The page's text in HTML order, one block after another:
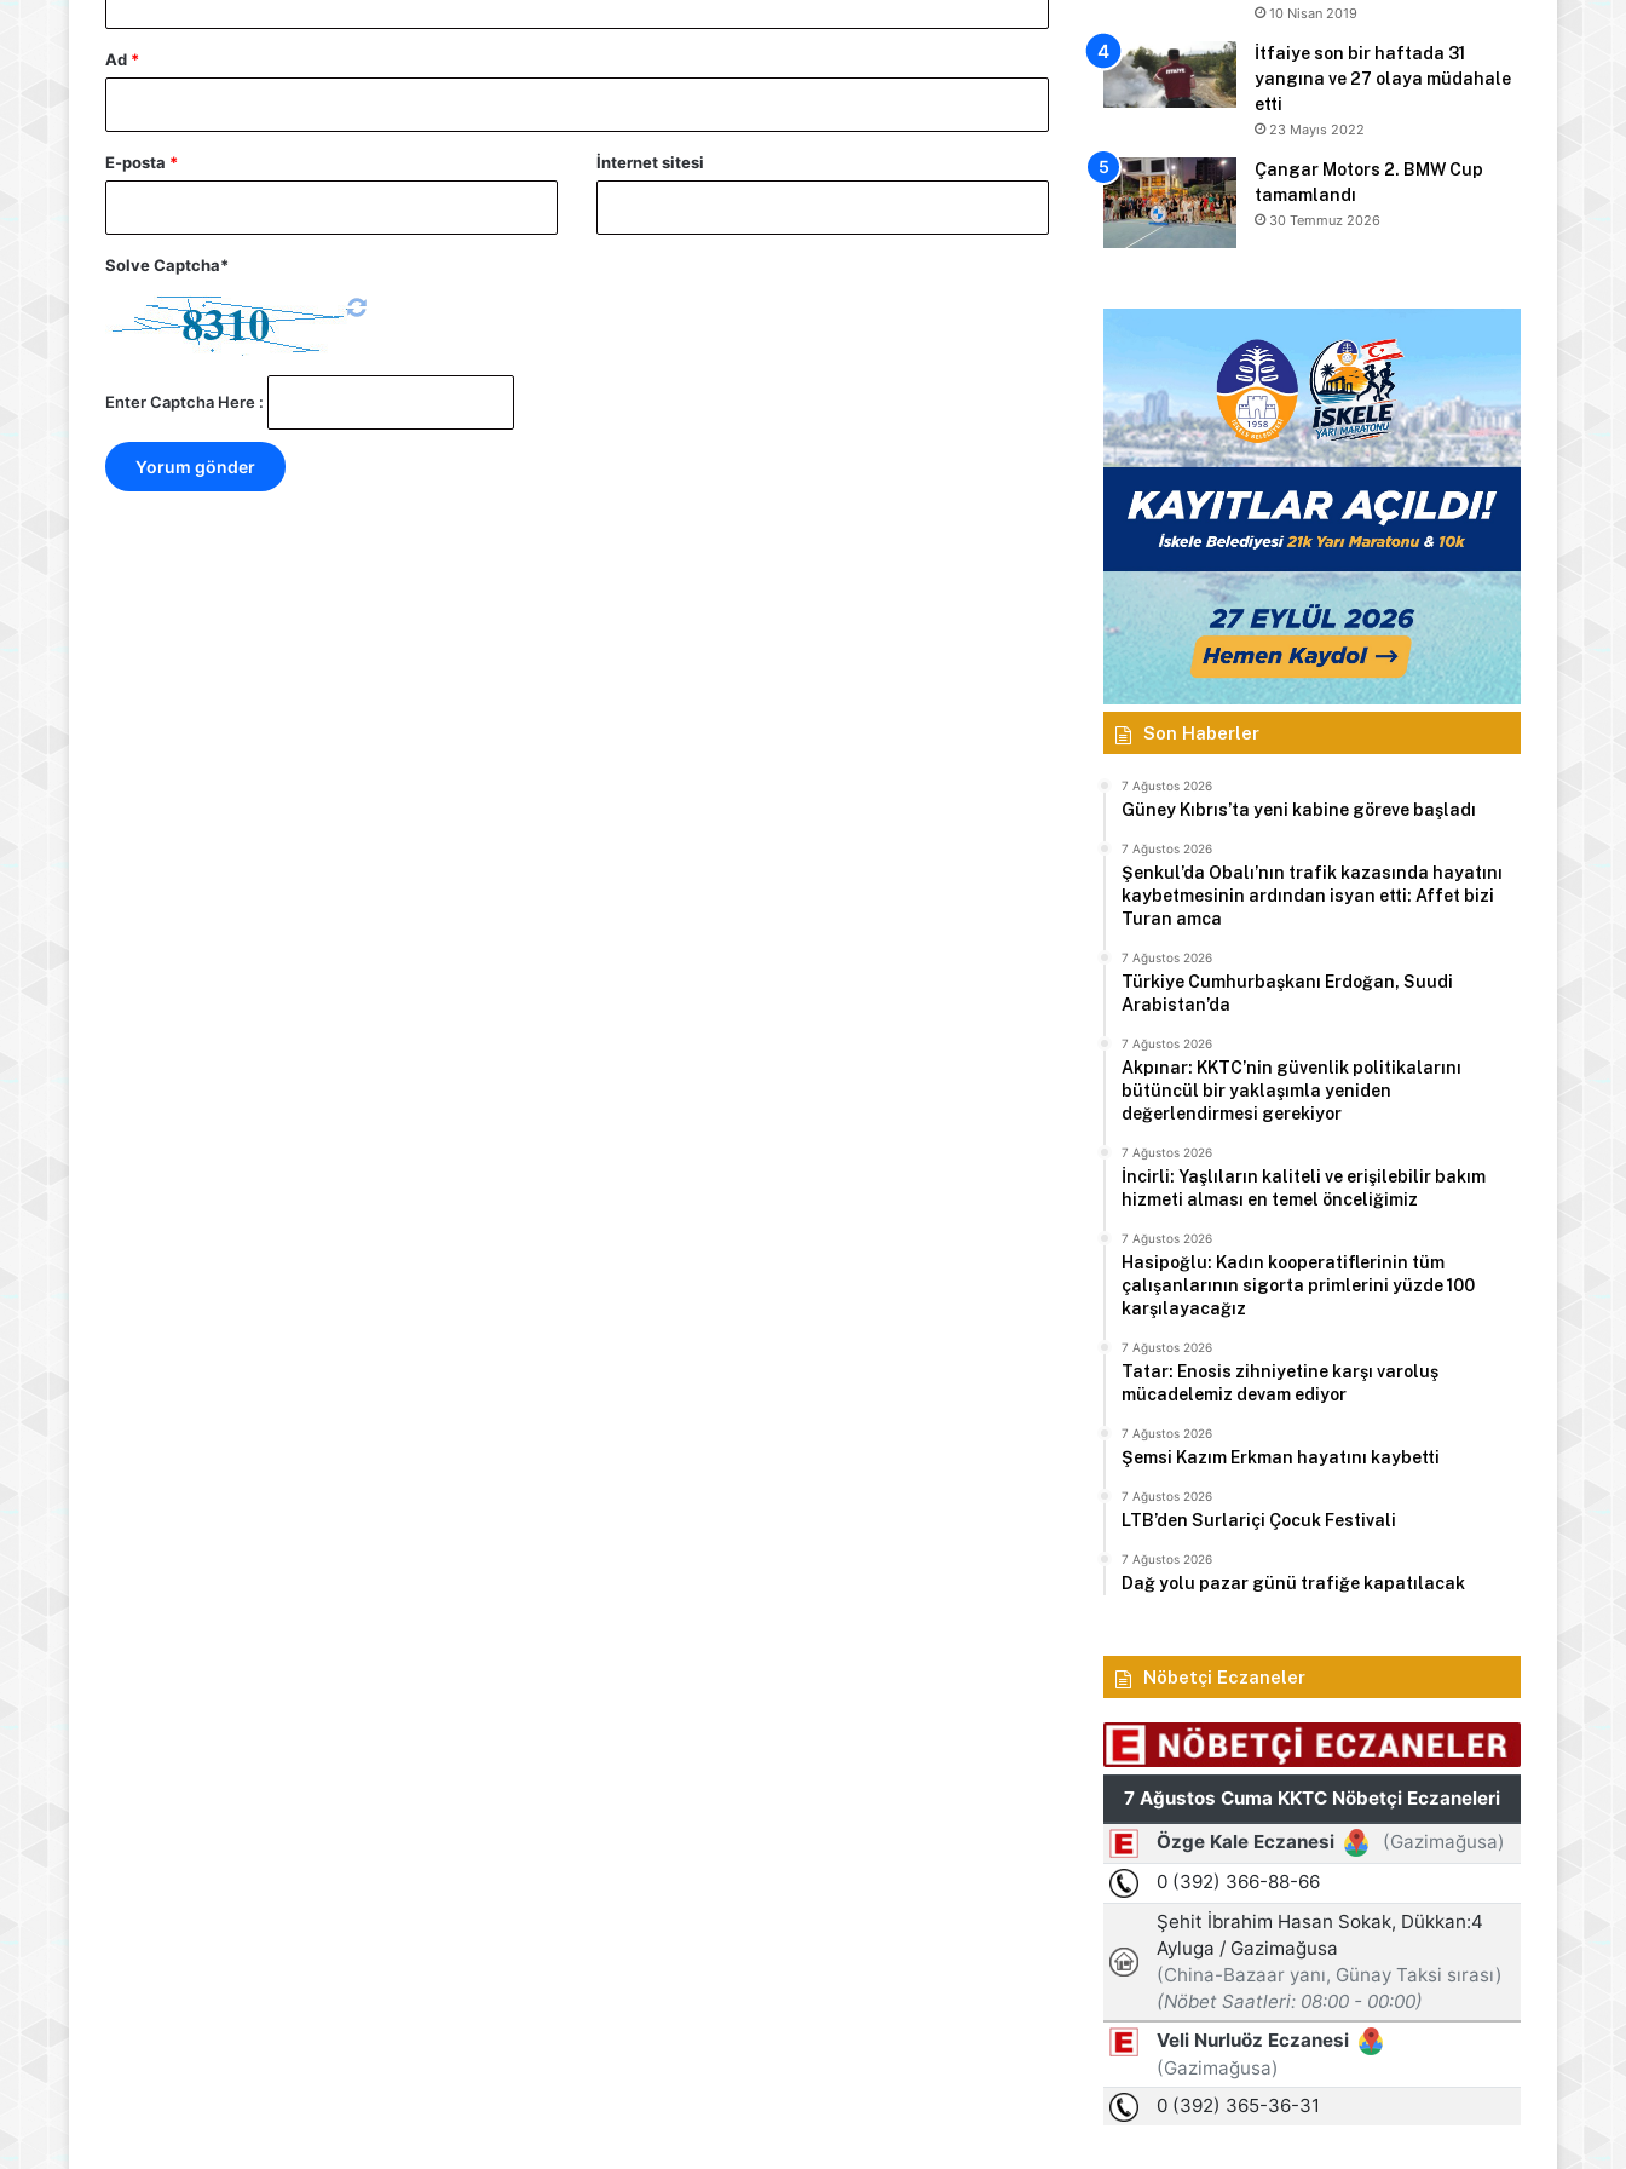
Ad *
E-posta * İnternet sitesi
Solve Captcha*
Enter Captcha Here :
10 Nisan 2019
İtfaiye son bir haftada 31
yangına ve 27 olaya müdahale
etti
23 Mayıs 2022
Çangar Motors 2. BMW Cup
tamamlandı
30 Temmuz 2026
Son Haberler
7 Ağustos 2026
Güney Kıbrıs’ta yeni kabine göreve başladı
7 Ağustos 2026
Şenkul’da Obalı’nın trafik kazasında hayatını
kaybetmesinin ardından isyan etti: Affet bizi
Turan amca
7 Ağustos 2026
Türkiye Cumhurbaşkanı Erdoğan, Suudi
Arabistan’da
7 Ağustos 2026
Akpınar: KKTC’nin güvenlik politikalarını
bütüncül bir yaklaşımla yeniden
değerlendirmesi gerekiyor
7 Ağustos 2026
İncirli: Yaşlıların kaliteli ve erişilebilir bakım
hizmeti alması en temel önceliğimiz
7 Ağustos 2026
Hasipoğlu: Kadın kooperatiflerinin tüm
çalışanlarının sigorta primlerini yüzde 100
karşılayacağız
7 Ağustos 2026
Tatar: Enosis zihniyetine karşı varoluş
mücadelemiz devam ediyor
7 Ağustos 2026
Şemsi Kazım Erkman hayatını kaybetti
7 Ağustos 2026
LTB’den Surlariçi Çocuk Festivali
7 Ağustos 2026
Dağ yolu pazar günü trafiğe kapatılacak
Nöbetçi Eczaneler